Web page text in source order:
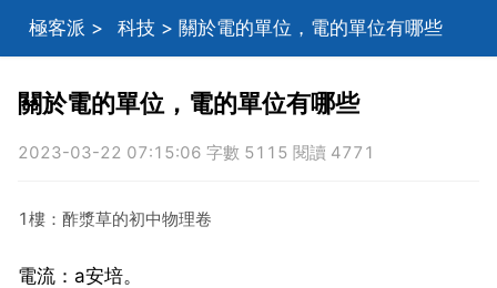
極客派 > 科技 > 關於電的單位，電的單位有哪些
關於電的單位，電的單位有哪些
2023-03-22 07:15:06 字數 5115 閱讀 4771
1樓：酢漿草的初中物理卷
電流：a安培。